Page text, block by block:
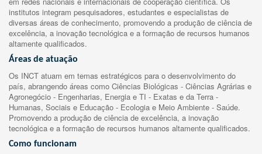
institutos integram pesquisadores, estudantes e especialistas de
diversas áreas de conhecimento, promovendo a produção de ciência de
excelência, a inovação tecnológica e a formação de recursos humanos
altamente qualificados.
Áreas de atuação
Os INCT atuam em temas estratégicos para o desenvolvimento do
país, abrangendo áreas como Ciências Biológicas - Ciências Agrárias e
Agronegócio - Engenharias, Energia e TI - Exatas e da Terra -
Humanas, Sociais e Educação - Ecologia e Meio Ambiente - Saúde.
Promovendo a produção de ciência de excelência, a inovação
tecnológica e a formação de recursos humanos altamente qualificados.
Como funcionam